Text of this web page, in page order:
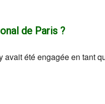
de Paris ?
avait été engagée en tant